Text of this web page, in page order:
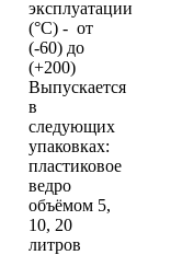
эксплуатации
(°С) - от
(-60) до
(+200)
Выпускается
в
следующих
упаковках:
пластиковое
ведро
объёмом 5,
10, 20
литров